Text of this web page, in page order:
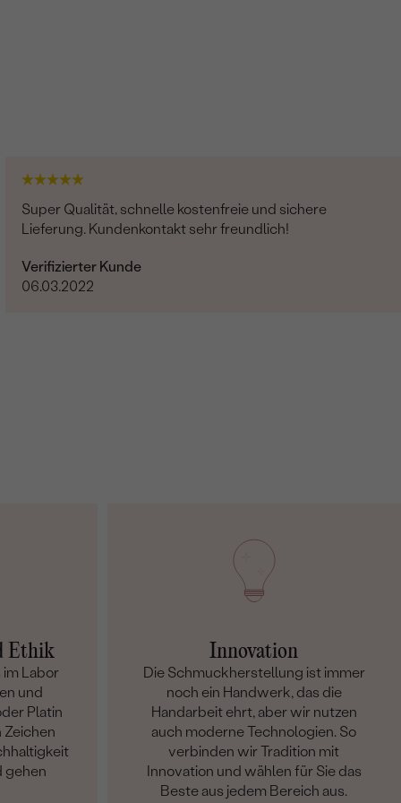
Super Qualität, schnelle kostenfreie und sichere
Lieferung. Kundenkontakt sehr freundlich!
Verifizierter Kunde
06.03.2022
Ethik
Labor
und
Platin
Zeichen
gehen
Innovation
Die Schmuckherstellung ist immer
noch ein Handwerk, das die
Handarbeit ehrt, aber wir nutzen
auch moderne Technologien. So
verbinden wir Tradition mit
Innovation und wählen für Sie das
Beste aus jedem Bereich aus.